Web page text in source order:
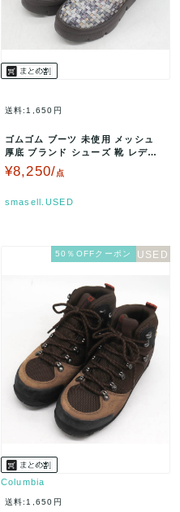
送料:1,650円
ゴムゴム ブーツ 未使用 メッシュ
厚底 ブランド シューズ 靴 レディ
ース Sサイズ マルチカラー…
¥8,250/点
smasell.USED
50％OFFクーポン
Columbia
送料:1,650円